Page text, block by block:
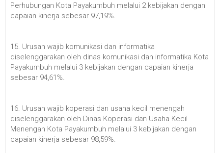
Perhubungan Kota Payakumbuh melalui 2 kebijakan dengan
capaian kinerja sebesar 97,19%.
15. Urusan wajib komunikasi dan informatika
diselenggarakan oleh dinas komunikasi dan informatika Kota
Payakumbuh melalui 3 kebijakan dengan capaian kinerja
sebesar 94,61%.
16. Urusan wajib koperasi dan usaha kecil menengah
diselenggarakan oleh Dinas Koperasi dan Usaha Kecil
Menengah Kota Payakumbuh melalui 3 kebijakan dengan
capaian kinerja sebesar 98,59%.